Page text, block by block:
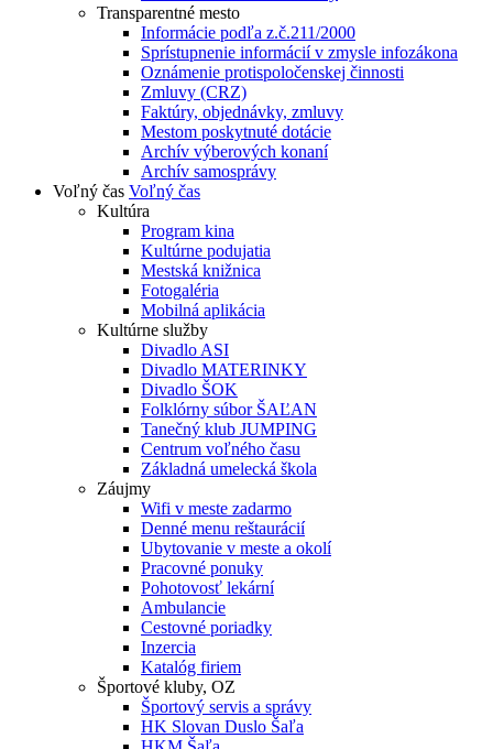
Transparentné mesto
Informácie podľa z.č.211/2000
Sprístupnenie informácií v zmysle infozákona
Oznámenie protispoločenskej činnosti
Zmluvy (CRZ)
Faktúry, objednávky, zmluvy
Mestom poskytnuté dotácie
Archív výberových konaní
Archív samosprávy
Voľný čas Voľný čas
Kultúra
Program kina
Kultúrne podujatia
Mestská knižnica
Fotogaléria
Mobilná aplikácia
Kultúrne služby
Divadlo ASI
Divadlo MATERINKY
Divadlo ŠOK
Folklórny súbor ŠAĽAN
Tanečný klub JUMPING
Centrum voľného času
Základná umelecká škola
Záujmy
Wifi v meste zadarmo
Denné menu reštaurácií
Ubytovanie v meste a okolí
Pracovné ponuky
Pohotovosť lekární
Ambulancie
Cestovné poriadky
Inzercia
Katalóg firiem
Športové kluby, OZ
Športový servis a správy
HK Slovan Duslo Šaľa